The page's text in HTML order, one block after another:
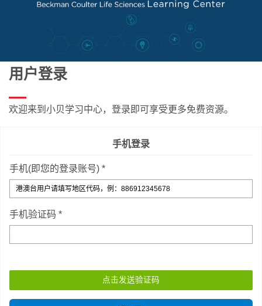
用户登录
欢迎来到小贝学习中心，登录即可享受更多免费资源。
手机登录
手机(即您的登录账号) *
手机验证码 *